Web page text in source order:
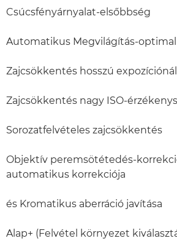
Csúcsfényárnyalat-elsőbbség
Automatikus Megvilágítás-
Zajcsökkentés hosszú expozíciónál
Zajcsökkentés nagy ISO-
Sorozatfelvételes zajcsökkentés
Objektív peremsötétedés-
automatikus korrekciója
és Kromatikus aberráció javítása
Alap+ (Felvétel környezet